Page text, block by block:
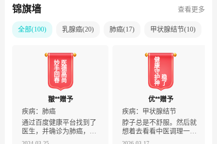
锦旗墙 查看更多
全部(100) 乳腺癌(20) 肺癌(17) 甲状腺结节(10)
妙
手
回
春
医
德
高
尚
翍**赠予
疾病： 肺癌
通过百度健康平台找到了
医生，并确诊为肺癌，每
天睡不着觉，也吃不下东
健
康
守
护
神
稳
了
优**赠予
疾病： 甲状腺结节
脖子总是不舒服。然后就
想着去看看中医调理一
下。医生说，可能是有结